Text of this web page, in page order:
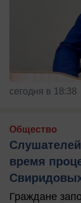
сегодня в 18:38
Общество
время
Граждане